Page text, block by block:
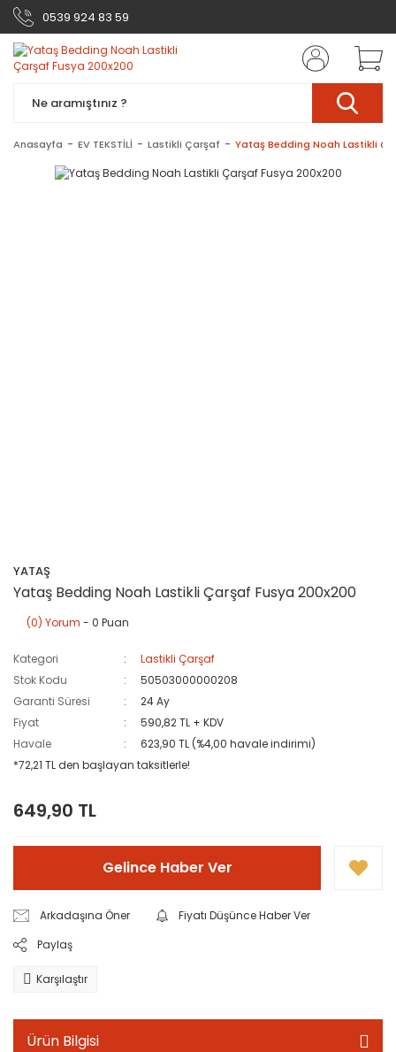
0539 924 83 59
Anasayfa EV TEKSTİLİ Lastikli Çarşaf Yataş Bedding Noah Lastikli
YATAŞ
Yataş Bedding Noah Lastikli Çarşaf Fusya 200x200
(0) Yorum - 0 Puan
Kategori
Lastikli Çarşaf
Stok Kodu
50503000000208
Garanti Süresi
24 Ay
Fiyat
590,82 TL + KDV
Havale
623,90 TL (%4,00 havale indirimi)
*72,21 TL den başlayan taksitlerle!
649,90 TL
Gelince Haber Ver
Arkadaşına Öner
Fiyatı Düşünce Haber Ver
Paylaş
Karşılaştır
Ürün Bilgisi